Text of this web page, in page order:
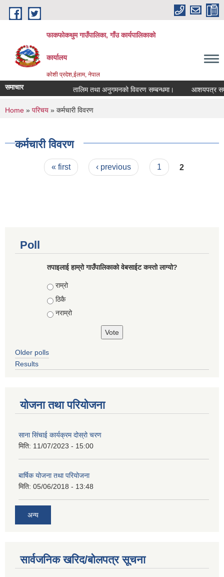
Skip to main content
फाकफोकथुम गाउँपालिका, गाँउ कार्यपालिकाको
कार्यालय
कोशी प्रदेश,ईलाम, नेपाल
समाचार तालिम तथा अनुगमनको विवरण सम्बन्धमा। आशयपत्र
You are here
Home » परिचय » कर्मचारी विवरण
कर्मचारी विवरण
Pages« first ‹ previous 1 2
Poll
तपाइलाई हाम्रो गाउँपालिकाको वेबसाईट कस्तो लाग्यो?
Choices
राम्रो
ठिकै
नराम्रो
Older polls
Results
योजना तथा परियोजना
साना सिंचाई कार्यक्रम दोस्रो चरण
मिति: 11/07/2023 - 15:00
बार्षिक योजना तथा परियोजना
मिति: 05/06/2018 - 13:48
अन्य
सार्वजनिक खरिद/बोलपत्र सूचना